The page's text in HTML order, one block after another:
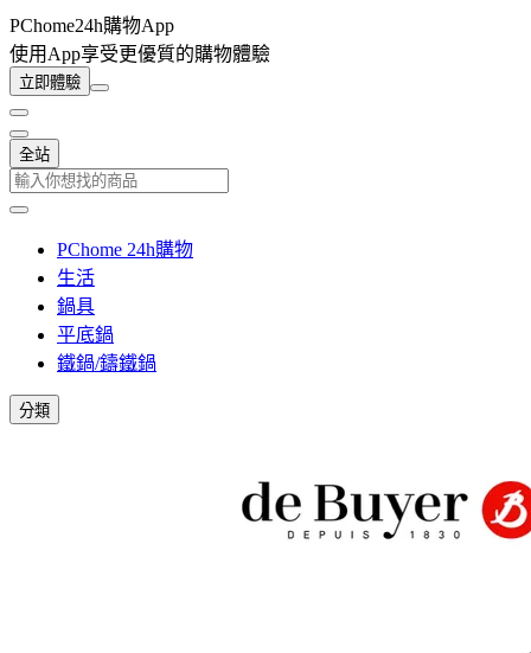
PChome24h購物App
使用App享受更優質的購物體驗
立即體驗
全站
PChome 24h購物
生活
鍋具
平底鍋
鐵鍋/鑄鐵鍋
分類